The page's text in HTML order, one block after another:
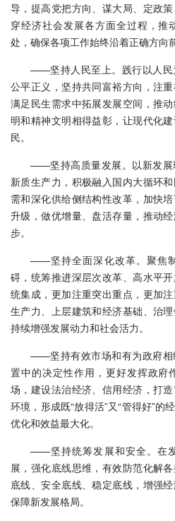
导，提高党把方向、谋大局、定政
穿经济社会发展各方面全过程，推
处，确保各项工作始终沿着正确方向
——坚持人民至上。践行以人民
公平正义，坚持共同富裕方向，注
满足民生需求中拓展发展空间，推
明和精神文明相得益彰，让现代化
民。
——坚持高质量发展。以新发展
新质生产力，积极融入国内大循环
需和深化供给侧结构性改革，加快
升级，做优增量、盘活存量，推动
步。
——坚持全面深化改革。聚焦
碍，统筹推进深层次改革、高水平
统集成，更加注重突出重点，更加
生产力、上层建筑和经济基础、治
持续增强发展动力和社会活力。
——坚持有效市场和有为政府相
置中的决定性作用，更好发挥政府
场，建设法治经济、信用经济，打
环境，形成既“放得活”又“管得好”的
优化和效益最大化。
——坚持统筹发展和安全。在
展，强化底线思维，有效防范化解
底线、安全底线、稳定底线，增强
保障新发展格局。